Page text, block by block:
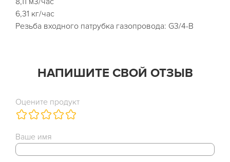
6,31 кг/час
Резьба входного патрубка газопровода: G3/4-B
НАПИШИТЕ СВОЙ ОТЗЫВ
Оцените продукт
Ваше имя